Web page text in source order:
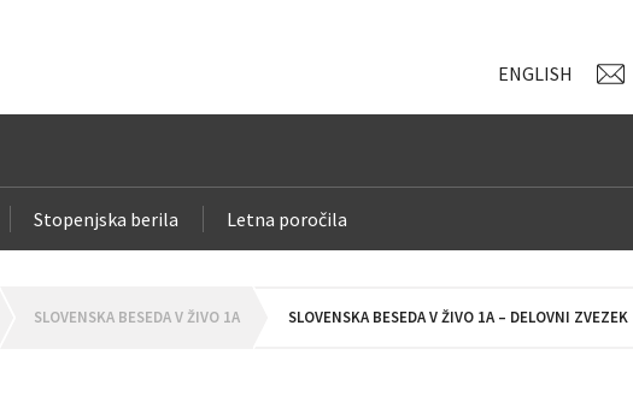
ENGLISH
Stopenjska berila Letna poročila
SLOVENSKA BESEDA V ŽIVO 1A SLOVENSKA BESEDA V ŽIVO 1A – DELOVNI ZVEZEK